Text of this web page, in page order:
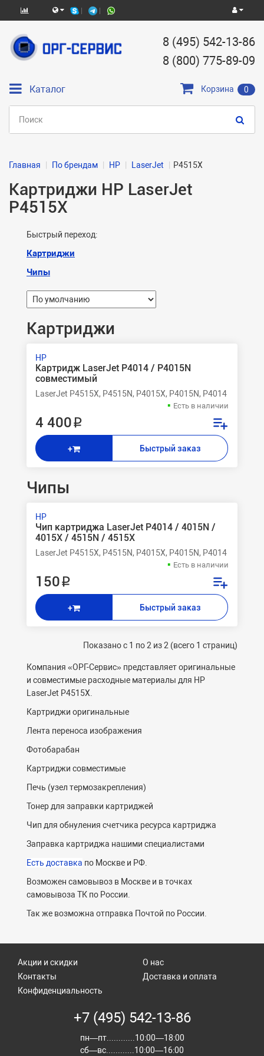
8 (495) 542-13-86
8 (800) 775-89-09
Каталог Корзина 0
Главная По брендам HP LaserJet P4515X
Картриджи HP LaserJet
P4515X
Быстрый переход:
Картриджи
Чипы
Картриджи
HP
Картридж LaserJet P4014 / P4015N
совместимый
LaserJet P4515X, P4515N, P4015X, P4015N, P4014
Есть в наличии
4 400 ₽
+ Быстрый заказ
Чипы
HP
Чип картриджа LaserJet P4014 / 4015N /
4015X / 4515N / 4515X
LaserJet P4515X, P4515N, P4015X, P4015N, P4014
Есть в наличии
150 ₽
+ Быстрый заказ
Показано с 1 по 2 из 2 (всего 1 страниц)
Компания «ОРГ-Cервис» представляет оригинальные
и совместимые расходные материалы для HP
LaserJet P4515X.
Картриджи оригинальные
Лента переноса изображения
Фотобарабан
Картриджи совместимые
Печь (узел термозакрепления)
Тонер для заправки картриджей
Чип для обнуления счетчика ресурса картриджа
Заправка картриджа нашими специалистами
Есть доставка по Москве и РФ.
Возможен самовывоз в Москве и в точках
самовывоза ТК по России.
Так же возможна отправка Почтой по России.
Акции и скидки
Контакты
О нас
Доставка и оплата
Конфиденциальность
+7 (495) 542-13-86
пн—пт............10:00—18:00
сб—вс............10:00—16:00